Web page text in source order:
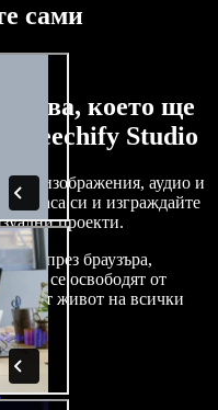
сами
това, което ще
Speechify Studio
изображения, аудио и
гласа си и изграждайте
проекти.
през браузъра,
да се освободят от
живот на всички